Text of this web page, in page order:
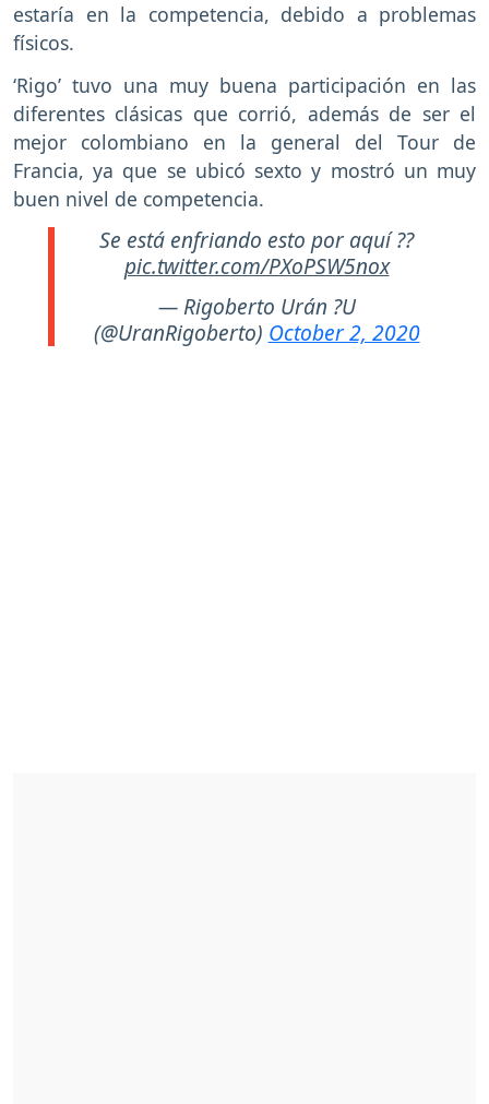
estaría en la competencia, debido a problemas
físicos.
‘Rigo’ tuvo una muy buena participación en las
diferentes clásicas que corrió, además de ser el
mejor colombiano en la general del Tour de
Francia, ya que se ubicó sexto y mostró un muy
buen nivel de competencia.
Se está enfriando esto por aquí ??
pic.twitter.com/PXoPSW5nox
— Rigoberto Urán ?U
(@UranRigoberto) October 2, 2020